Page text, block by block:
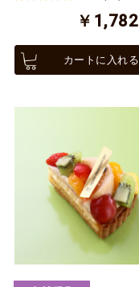
￥1,782
カートに入れる